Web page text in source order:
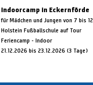
Indoorcamp in Eckernförde
für Mädchen und Jungen von 7 bis 12
Holstein Fußballschule auf Tour
Feriencamp - Indoor
21.12.2026 bis 23.12.2026 (3 Tage)